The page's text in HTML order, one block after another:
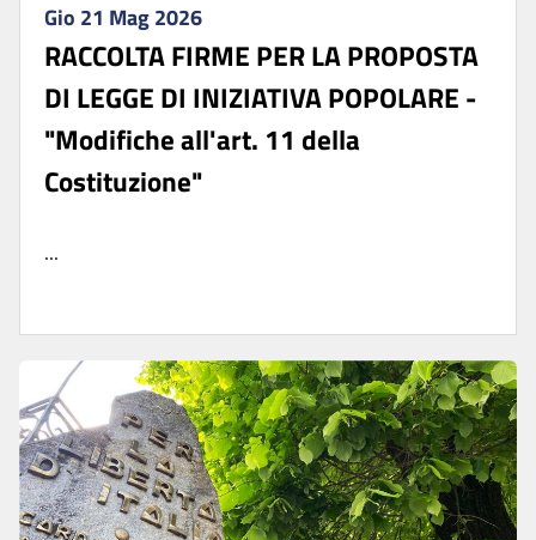
Gio 21 Mag 2026
RACCOLTA FIRME PER LA PROPOSTA
DI LEGGE DI INIZIATIVA POPOLARE -
"Modifiche all'art. 11 della
Costituzione"
...